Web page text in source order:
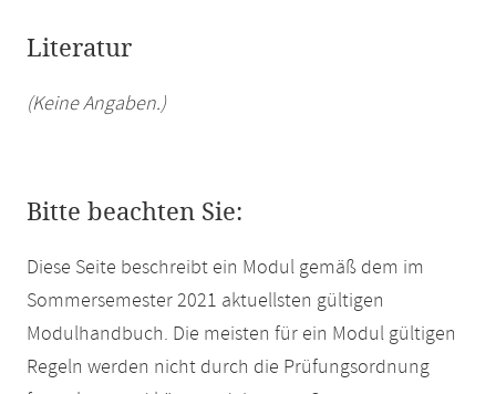
Literatur
(Keine Angaben.)
Bitte beachten Sie:
Diese Seite beschreibt ein Modul gemäß dem im
Sommersemester 2021 aktuellsten gültigen
Modulhandbuch. Die meisten für ein Modul gültigen
Regeln werden nicht durch die Prüfungsordnung